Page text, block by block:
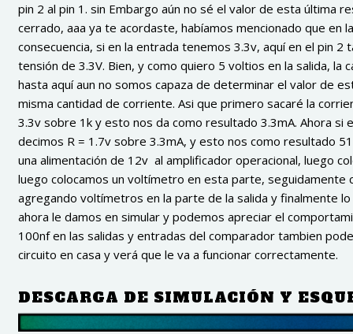
pin 2 al pin 1. sin Embargo aún no sé el valor de esta última
cerrado, aaa ya te acordaste, habíamos mencionado que en
consecuencia, si en la entrada tenemos 3.3v, aquí en el pin
tensión de 3.3V. Bien, y como quiero 5 voltios en la salida,
hasta aquí aun no somos capaza de determinar el valor de
misma cantidad de corriente. Asi que primero sacaré la
3.3v sobre 1k y esto nos da como resultado 3.3mA. Ahora
decimos R = 1.7v sobre 3.3mA, y esto nos como resultado
una alimentación de 12v al amplificador operacional, luego
luego colocamos un voltímetro en esta parte,
agregando voltímetros en la parte de la salida y finalmente
ahora le damos en simular y podemos apreciar el
100nf en las salidas y entradas del comparador tambien
circuito en casa y verá que le va a funcionar correctamente.
DESCARGA DE SIMULACIÓN Y